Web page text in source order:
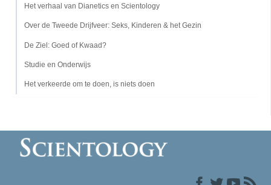
Het verhaal van Dianetics en Scientology
Over de Tweede Drijfveer: Seks, Kinderen & het Gezin
De Ziel: Goed of Kwaad?
Studie en Onderwijs
Het verkeerde om te doen, is niets doen